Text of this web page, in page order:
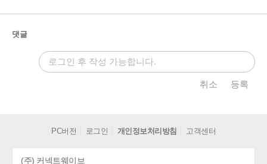
댓글개
취소 등록
PC버전 로그인 개인정보처리방침 고객센터
(주) 커넥트웨이브